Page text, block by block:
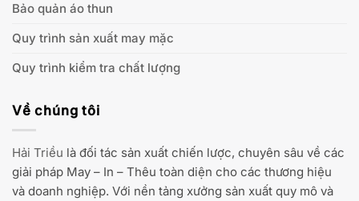
Bảo quản áo thun
Quy trình sản xuất may mặc
Quy trình kiểm tra chất lượng
Về chúng tôi
Hải Triều là đối tác sản xuất chiến lược, chuyên sâu về các
giải pháp May – In – Thêu toàn diện cho các thương hiệu
và doanh nghiệp. Với nền tảng xưởng sản xuất quy mô và